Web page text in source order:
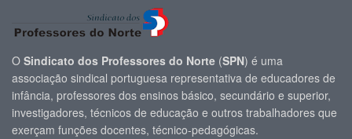
O Sindicato dos Professores do Norte (SPN) é uma
associação sindical portuguesa representativa de educadores de
infância, professores dos ensinos básico, secundário e superior,
investigadores, técnicos de educação e outros trabalhadores que
exerçam funções docentes, técnico-pedagógicas.